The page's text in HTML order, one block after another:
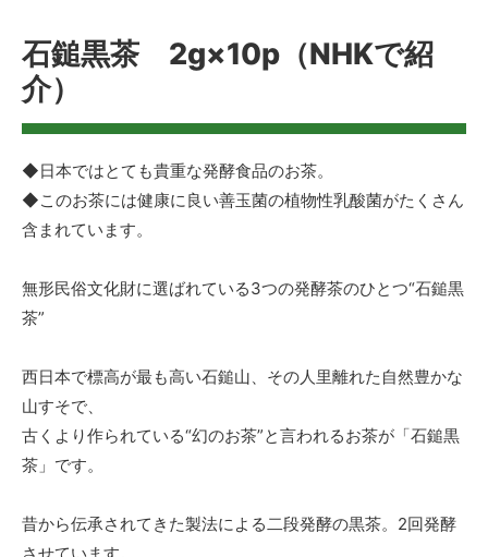
石鎚黒茶 2g×10p（NHKで紹
介）
◆日本ではとても貴重な発酵食品のお茶。
◆このお茶には健康に良い善玉菌の植物性乳酸菌がたくさん
含まれています。
無形民俗文化財に選ばれている3つの発酵茶のひとつ“石鎚黒
茶”
西日本で標高が最も高い石鎚山、その人里離れた自然豊かな
山すそで、
古くより作られている“幻のお茶”と言われるお茶が「石鎚黒
茶」です。
昔から伝承されてきた製法による二段発酵の黒茶。2回発酵
させています。